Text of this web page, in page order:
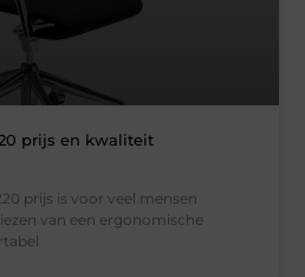
prijs en kwaliteit
prijs is voor veel mensen
van een ergonomische